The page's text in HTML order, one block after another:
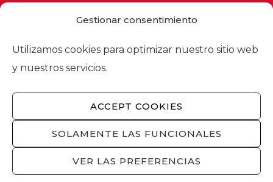
Gestionar consentimiento
Utilizamos cookies para optimizar nuestro sitio web
y nuestros servicios.
ACCEPT COOKIES
SOLAMENTE LAS FUNCIONALES
VER LAS PREFERENCIAS
foment@foment.com
© 2026 - Foment del Treball Nacional
de privacidad /Política de cookies
Privacidad redes sociales